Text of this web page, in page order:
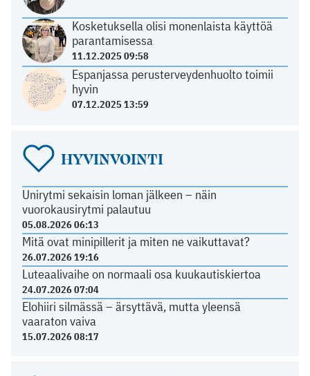
Kosketuksella olisi monenlaista käyttöä
parantamisessa
11.12.2025 09:58
Espanjassa perusterveydenhuolto toimii
hyvin
07.12.2025 13:59
HYVINVOINTI
Unirytmi sekaisin loman jälkeen – näin
vuorokausirytmi palautuu
05.08.2026 06:13
Mitä ovat minipillerit ja miten ne vaikuttavat?
26.07.2026 19:16
Luteaalivaihe on normaali osa kuukautiskiertoa
24.07.2026 07:04
Elohiiri silmässä – ärsyttävä, mutta yleensä
vaaraton vaiva
15.07.2026 08:17